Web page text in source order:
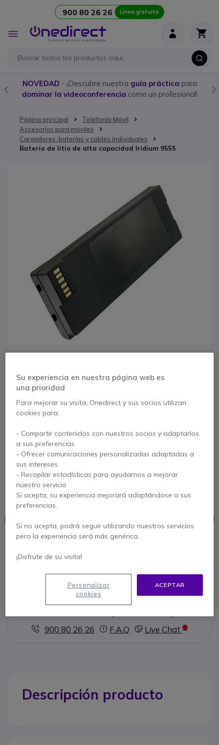
900 80 26 26 Linea gratuita
Toggle
Nav
NOVEDAD - ¡Descubre nuestra guía práctica para
dominar la videoconferencia como un profesional!
Página principal
Telefonía Móvil
Accesorios para móviles
Cargadores, baterías y cables individuales
Batería de litio de alta capacidad Iridium 9555
Batería de litio de
alta capacidad
Iridium 9555
Ref. del producto: IRID9555BATHC // Ref. fabricante: IRIACIRBAT41101
Batería recargable de alta capacidad para
Iridium 9555
5 de 1 Reseñas
de productos similares
Ver productos similares
900 80 26 26
F.A.Q Live Chat
Saltar al comienzo de la galería de imágenes
Descripción producto
Su experiencia en nuestra página web es
una prioridad
Para mejorar su visita, Onedirect y sus socios utilizan
cookies para:
- Compartir contenidos con nuestros socios y adaptarlos
a sus preferencias
- Ofrecer comunicaciones personalizadas adaptadas a
sus intereses
- Recopilar estadísticas para ayudarnos a mejorar
nuestro servicio
Si acepta, su experiencia mejorará adaptándose a sus
preferencias.
Si no acepta, podrá seguir utilizando nuestros servicios
pero la experiencia será más genérica.
¡Disfrute de su visita!
ACEPTAR
Personalizar
cookies